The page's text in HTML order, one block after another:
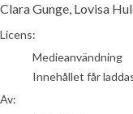
Clara Gunge, Lovisa
Mats Bäcker
Licens:
Medieanvändning
Innehållet får
Av: